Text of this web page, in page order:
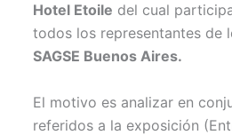
e
)
k s
Hotel Etoile del cual
todos los representantes de
SAGSE Buenos Aires.
El motivo es analizar en
referidos a la exposición